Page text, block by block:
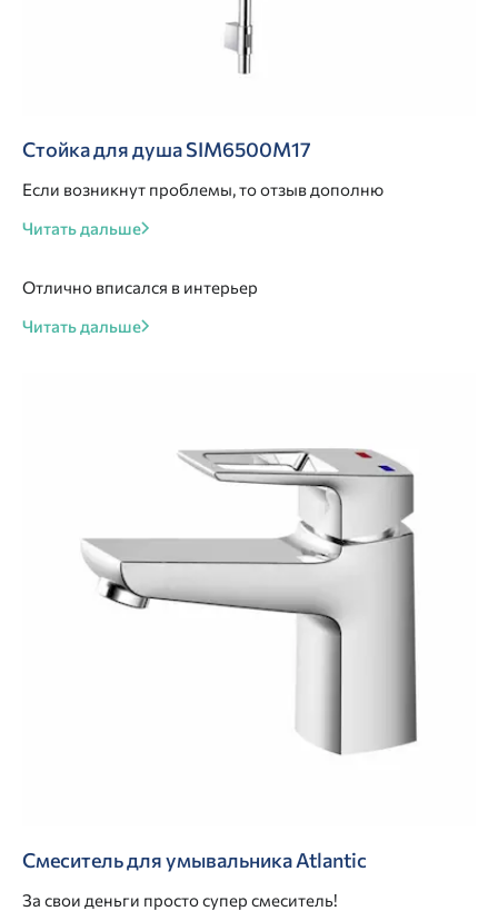
Стойка для душа SIM6500M17
Если возникнут проблемы, то отзыв дополню
Читать дальше
Отлично вписался в интерьер
Читать дальше
Смеситель для умывальника Atlantic
За свои деньги просто супер смеситель!